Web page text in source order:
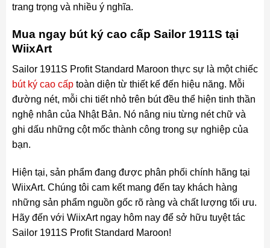
trang trọng và nhiều ý nghĩa.
Mua ngay bút ký cao cấp Sailor 1911S tại
WiixArt
Sailor 1911S Profit Standard Maroon thực sự là một chiếc
bút ký cao cấptoàn diện từ thiết kế đến hiệu năng. Mỗi
đường nét, mỗi chi tiết nhỏ trên bút đều thể hiện tinh thần
nghệ nhân của Nhật Bản. Nó nâng niu từng nét chữ và
ghi dấu những cột mốc thành công trong sự nghiệp của
bạn.
Hiện tại, sản phẩm đang được phân phối chính hãng tại
WiixArt. Chúng tôi cam kết mang đến tay khách hàng
những sản phẩm nguồn gốc rõ ràng và chất lượng tối ưu.
Hãy đến với WiixArt ngay hôm nay để sở hữu tuyệt tác
Sailor 1911S Profit Standard Maroon!